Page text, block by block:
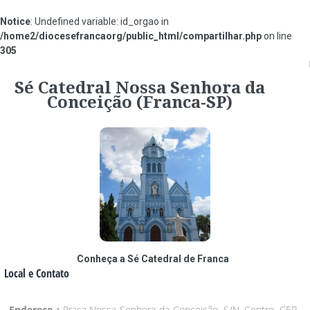
Notice: Undefined variable: id_orgao in
/home2/diocesefrancaorg/public_html/compartilhar.phpon line
305
Sé Catedral Nossa Senhora da
Conceição (Franca-SP)
Conheça a Sé Catedral de Franca
Local e Contato